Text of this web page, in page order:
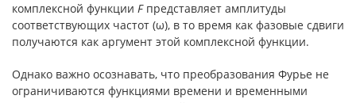
комплексной функции Fпредставляет амплитуды
соответствующих частот (ω), в то время как фазовые сдвиги
получаются как аргумент этой комплексной функции.
Однако важно осознавать, что преобразования Фурье не
ограничиваются функциями времени и временными